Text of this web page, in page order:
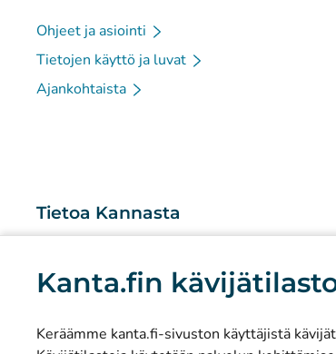
Kanta.fin
Keräämme kanta.fi-sivuston käyttäjistä
Ohjeet ja asiointi
Tietojen käyttö ja luvat
Ajankohtaista
Tietoa Kannasta
Tutkimus ja tiedolla johtaminen
Tietosuoja ja saavutettavuus